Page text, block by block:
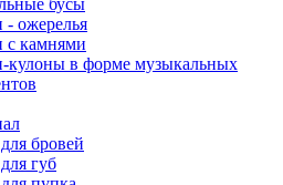
бусы
- ожерелья
с камнями
кулоны в форме музыкальных
бровей
губ